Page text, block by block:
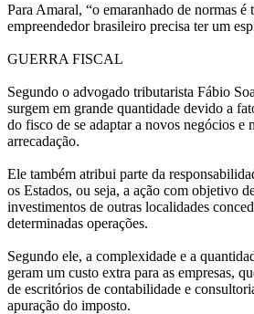
Para Amaral, “o emaranhado de normas é
empreendedor brasileiro precisa ter um
GUERRA FISCAL
Segundo o advogado tributarista Fábio
surgem em grande quantidade devido a
do fisco de se adaptar a novos negócios e
arrecadação.
Ele também atribui parte da
os Estados, ou seja, a ação com objetivo
investimentos de outras localidades
determinadas operações.
Segundo ele, a complexidade e a
geram um custo extra para as empresas,
de escritórios de contabilidade e
apuração do imposto.